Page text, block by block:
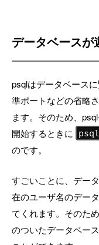
データベースが
psqlはデータベース
準ポートなどの省略
ます。そのため、
開始するときに
のです。
すごいことに、デー
在のユーザ名のデー
てくれます。そのた
のついたデータベー